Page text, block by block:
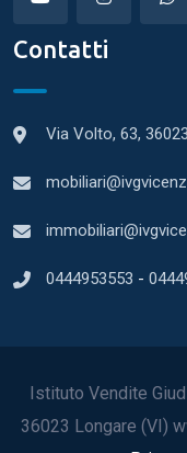
Contatti
Via Volto, 63,
0444953553 -
Istituto Vendite
36023 Longare (VI)